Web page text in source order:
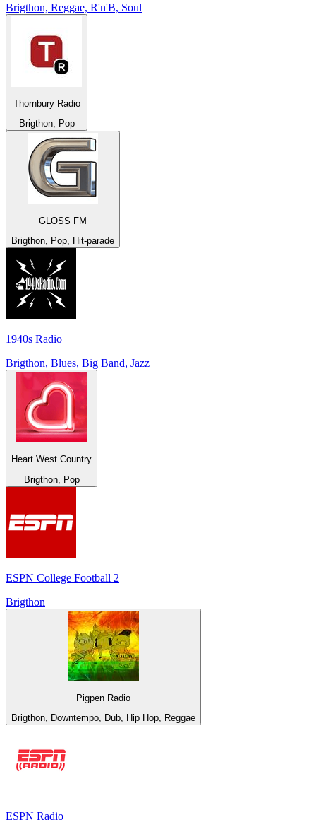
Brigthon, Reggae, R'n'B, Soul
Thornbury Radio
Brigthon, Pop
GLOSS FM
Brigthon, Pop, Hit-parade
1940s Radio
Brigthon, Blues, Big Band, Jazz
Heart West Country
Brigthon, Pop
ESPN College Football 2
Brigthon
Pigpen Radio
Brigthon, Downtempo, Dub, Hip Hop, Reggae
ESPN Radio